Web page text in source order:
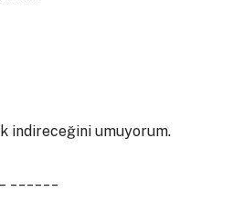
indireceğini umuyorum.